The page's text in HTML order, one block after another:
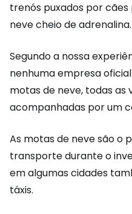
trenós puxados por
neve cheio de adrenalina.
Segundo a nossa
nenhuma empresa
motas de neve, todas as
acompanhadas por um
As motas de neve são o
transporte durante o
em algumas cidades
táxis.